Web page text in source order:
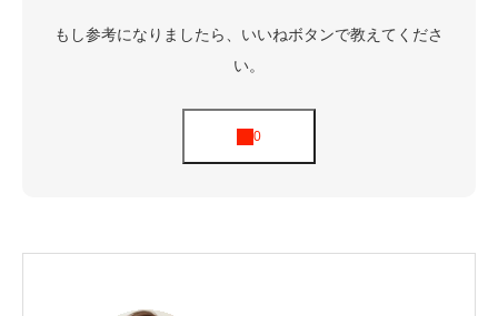
もし参考になりましたら、いいねボタンで教えてくださ
い。